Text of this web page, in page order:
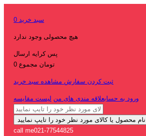
سبد خرید 0
هیچ محصولی وجود ندارد
پس کرایه ارسال
0 تومان مجموع
ثبت کردن سفارش مشاهده سبد خرید
ورود به حسابعلاقه مندی های من لیست مقایسه
call me021-77544825